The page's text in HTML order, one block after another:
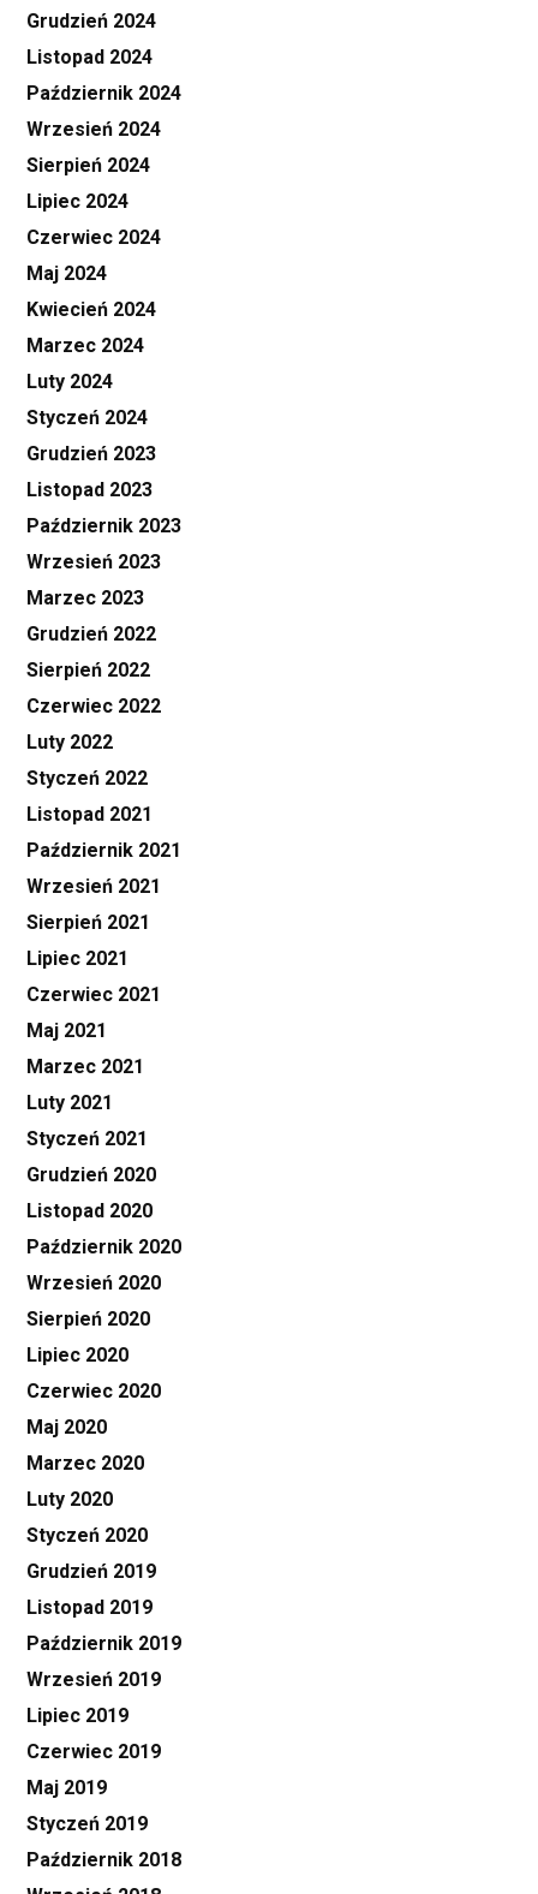
Grudzień 2024
Listopad 2024
Październik 2024
Wrzesień 2024
Sierpień 2024
Lipiec 2024
Czerwiec 2024
Maj 2024
Kwiecień 2024
Marzec 2024
Luty 2024
Styczeń 2024
Grudzień 2023
Listopad 2023
Październik 2023
Wrzesień 2023
Marzec 2023
Grudzień 2022
Sierpień 2022
Czerwiec 2022
Luty 2022
Styczeń 2022
Listopad 2021
Październik 2021
Wrzesień 2021
Sierpień 2021
Lipiec 2021
Czerwiec 2021
Maj 2021
Marzec 2021
Luty 2021
Styczeń 2021
Grudzień 2020
Listopad 2020
Październik 2020
Wrzesień 2020
Sierpień 2020
Lipiec 2020
Czerwiec 2020
Maj 2020
Marzec 2020
Luty 2020
Styczeń 2020
Grudzień 2019
Listopad 2019
Październik 2019
Wrzesień 2019
Lipiec 2019
Czerwiec 2019
Maj 2019
Styczeń 2019
Październik 2018